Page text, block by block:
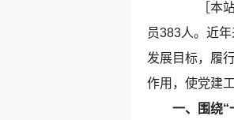
［本站
员383人。近
发展目标，履
作用，使党建
一、围绕“